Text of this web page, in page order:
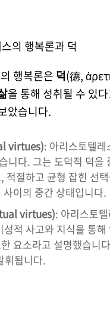
의 행복론과 덕
행복론은 덕(德,
을 통해 성취될 수 있
았습니다.
virtues): 아리스토텔
니다. 그는 도덕적 덕
적절하고 균형 잡힌 선
이의 중간 상태입니다.
virtues): 아리스토
적 사고와 지식을 통
요소라고 설명했습
휘됩니다.